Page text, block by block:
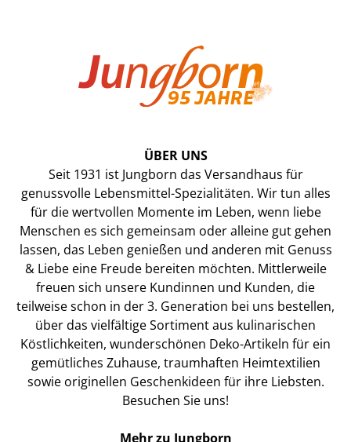
ÜBER UNS
Seit 1931 ist Jungborn das Versandhaus für
genussvolle Lebensmittel-Spezialitäten. Wir tun alles
für die wertvollen Momente im Leben, wenn liebe
Menschen es sich gemeinsam oder alleine gut gehen
lassen, das Leben genießen und anderen mit Genuss
& Liebe eine Freude bereiten möchten. Mittlerweile
freuen sich unsere Kundinnen und Kunden, die
teilweise schon in der 3. Generation bei uns bestellen,
über das vielfältige Sortiment aus kulinarischen
Köstlichkeiten, wunderschönen Deko-Artikeln für ein
gemütliches Zuhause, traumhaften Heimtextilien
sowie originellen Geschenkideen für ihre Liebsten.
Besuchen Sie uns!
Mehr zu Jungborn